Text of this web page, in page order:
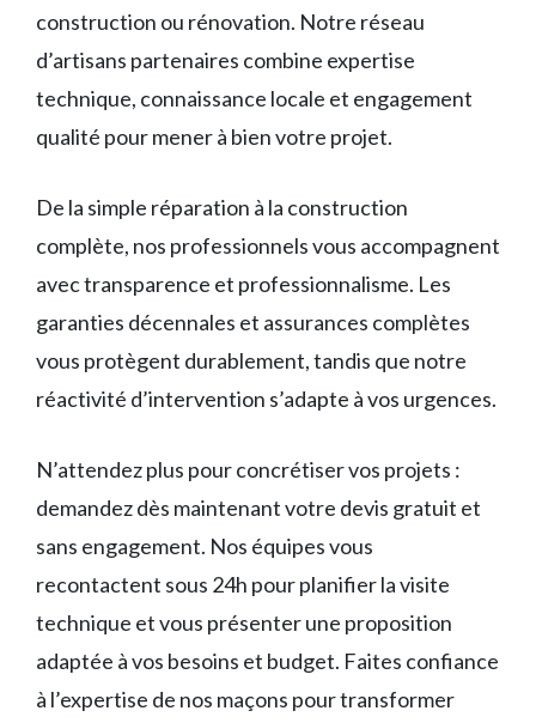
construction ou rénovation. Notre réseau
d’artisans partenaires combine expertise
technique, connaissance locale et engagement
qualité pour mener à bien votre projet.
De la simple réparation à la construction
complète, nos professionnels vous accompagnent
avec transparence et professionnalisme. Les
garanties décennales et assurances complètes
vous protègent durablement, tandis que notre
réactivité d’intervention s’adapte à vos urgences.
N’attendez plus pour concrétiser vos projets :
demandez dès maintenant votre devis gratuit et
sans engagement. Nos équipes vous
recontactent sous 24h pour planifier la visite
technique et vous présenter une proposition
adaptée à vos besoins et budget. Faites confiance
à l’expertise de nos maçons pour transformer